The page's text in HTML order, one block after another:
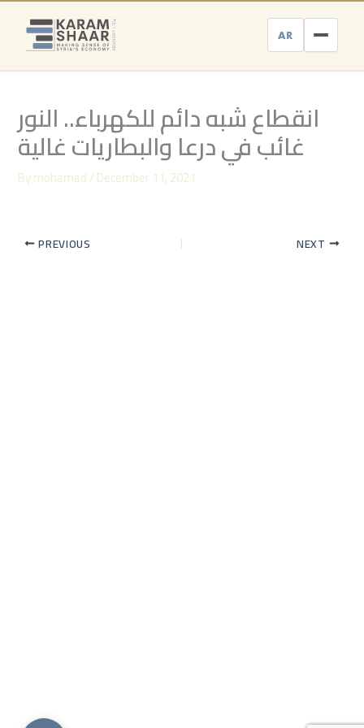
Skip
content
AR
انقطاع شبه دائم للكهرباء.. النور
غائب في درعا والبطاريات غالية
Bymohamad/December 11, 2021
PREVIOUS NEXT